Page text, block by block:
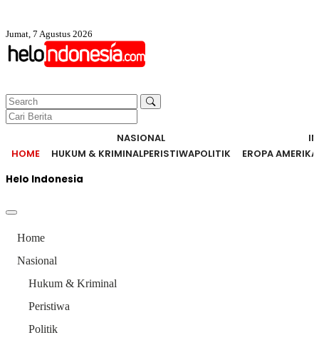
Jumat, 7 Agustus 2026
HOME
NASIONAL
HUKUM & KRIMINALPERISTIWAPOLITIK
EROPA AMERIKA
Helo Indonesia
Home
Nasional
Hukum & Kriminal
Peristiwa
Politik